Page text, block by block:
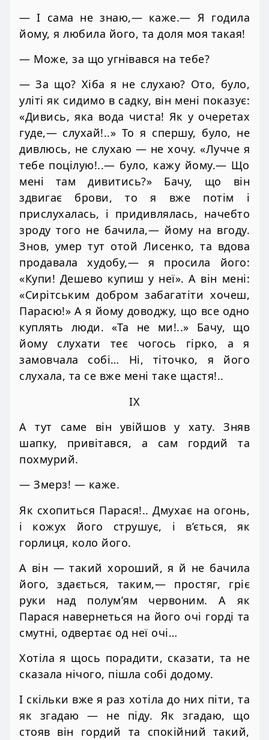
— І сама не знаю,— каже.— Я годила
йому, я любила його, та доля моя такая!
— Може, за що угнівався на тебе?
— За що? Хіба я не слухаю? Ото, було,
уліті як сидимо в садку, він мені показує:
«Дивись, яка вода чиста! Як у очеретах
гуде,— слухай!..» То я спершу, було, не
дивлюсь, не слухаю — не хочу. «Лучче я
тебе поцілую!..— було, кажу йому.— Що
мені там дивитись?» Бачу, що він
здвигає брови, то я вже потім і
прислухалась, і придивлялась, начебто
зроду того не бачила,— йому на вгоду.
Знов, умер тут отой Лисенко, та вдова
продавала худобу,— я просила його:
«Купи! Дешево купиш у неї». А він мені:
«Сирітським добром забагатіти хочеш,
Парасю!» А я йому доводжу, що все одно
куплять люди. «Та не ми!..» Бачу, що
йому слухати теє чогось гірко, а я
замовчала собі… Ні, тіточко, я його
слухала, та се вже мені таке щастя!..
IX
А тут саме він увійшов у хату. Зняв
шапку, привітався, а сам гордий та
похмурий.
— Змерз! — каже.
Як схопиться Парася!.. Дмухає на огонь,
і кожух його струшує, і в’ється, як
горлиця, коло його.
А він — такий хороший, я й не бачила
його, здається, таким,— простяг, гріє
руки над полум’ям червоним. А як
Парася навернеться на його очі горді та
смутні, одвертає од неї очі…
Хотіла я щось порадити, сказати, та не
сказала нічого, пішла собі додому.
І скільки вже я раз хотіла до них піти, та
як згадаю — не піду. Як згадаю, що
стояв він гордий та спокійний такий,